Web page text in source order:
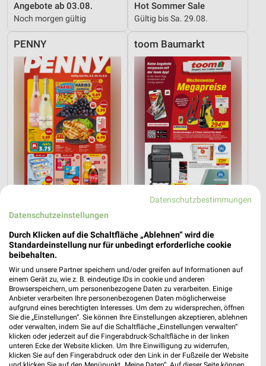
Angebote ab 03.08.
Noch morgen gültig
Hot Sommer Sale
Gültig bis Sa. 29.08.
PENNY
1,6 km
Angebote ab 03.08.
Noch morgen gültig
toom Baumarkt
Angebote ab 01.08.
Noch heute gültig
XXXLutz XXXLutz
Datenschutzbestimmungen
Datenschutzeinstellungen
Durch Klicken auf die Schaltfläche „Ablehnen“ wird die
Standardeinstellung nur für unbedingt erforderliche cookie
beibehalten.
Wir und unsere Partner speichern und/oder greifen auf Informationen auf
einem Gerät zu, wie z. B. eindeutige IDs in cookie und anderen
Browserspeichern, um personenbezogene Daten zu verarbeiten. Einige
Anbieter verarbeiten Ihre personenbezogenen Daten möglicherweise
aufgrund eines berechtigten Interesses. Um dem zu widersprechen, öffnen
Sie die „Einstellungen“. Sie können Ihre Einstellungen akzeptieren, ablehnen
oder verwalten, indem Sie auf die Schaltfläche „Einstellungen verwalten“
klicken oder jederzeit auf die Fingerabdruck-Schaltfläche in der linken
unteren Ecke der Website klicken. Um Ihre Einwilligung zu widerrufen,
klicken Sie auf den Fingerabdruck oder den Link in der Fußzeile der Website